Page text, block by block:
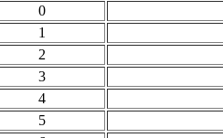
0
1
2
3
4
5